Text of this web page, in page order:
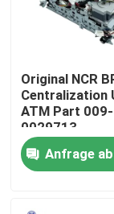
Fabrik-
Treten Sie
Fordern Sie
Original NCR
Centralization
ATM Part 009-
0029713
Anfrage